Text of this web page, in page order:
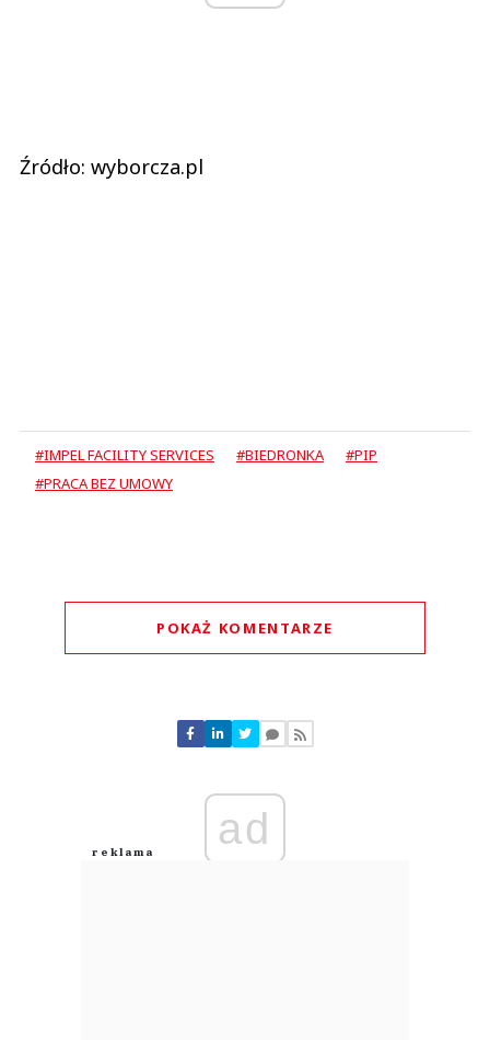
Źródło: wyborcza.pl
#IMPEL FACILITY SERVICES #BIEDRONKA
#PIP
#PRACA BEZ UMOWY
POKAŻ KOMENTARZE
piter
05.08.2026 / 18:43
ad